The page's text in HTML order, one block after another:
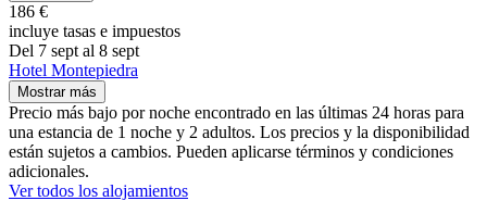
186 €
incluye tasas e impuestos
Del 7 sept al 8 sept
Hotel Montepiedra
Mostrar más
Precio más bajo por noche encontrado en las últimas 24 horas para
una estancia de 1 noche y 2 adultos. Los precios y la disponibilidad
están sujetos a cambios. Pueden aplicarse términos y condiciones
adicionales.
Ver todos los alojamientos